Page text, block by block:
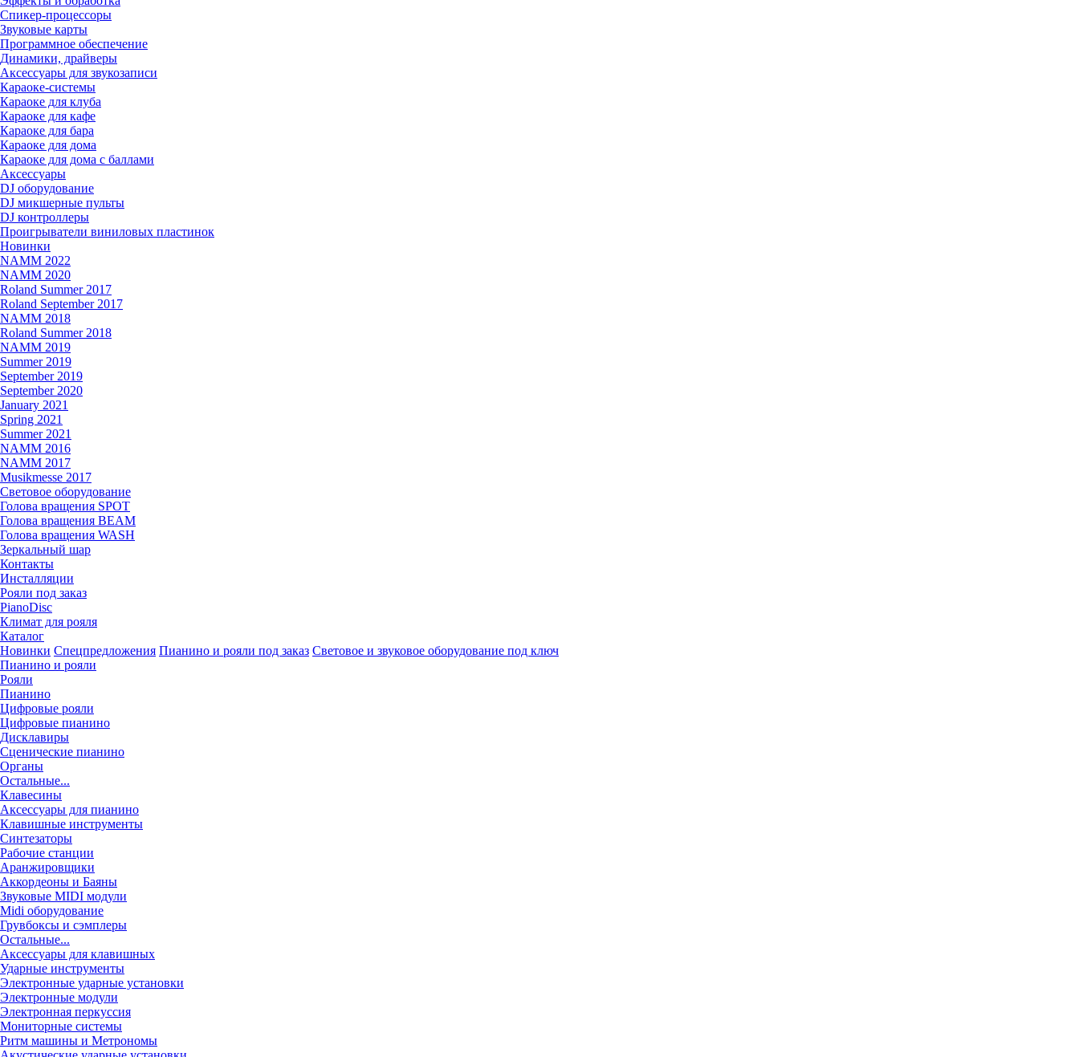
Спикер-процессоры
Звуковые карты
Программное обеспечение
Динамики, драйверы
Аксессуары для звукозаписи
Караоке-системы
Караоке для клуба
Караоке для кафе
Караоке для бара
Караоке для дома
Караоке для дома с баллами
Аксессуары
DJ оборудование
DJ микшерные пульты
DJ контроллеры
Проигрыватели виниловых пластинок
Новинки
NAMM 2022
NAMM 2020
Roland Summer 2017
Roland September 2017
NAMM 2018
Roland Summer 2018
NAMM 2019
Summer 2019
September 2019
September 2020
January 2021
Spring 2021
Summer 2021
NAMM 2016
NAMM 2017
Musikmesse 2017
Световое оборудование
Голова вращения SPOT
Голова вращения BEAM
Голова вращения WASH
Зеркальный шар
Контакты
Инсталляции
Рояли под заказ
PianoDisc
Климат для рояля
Каталог
Новинки Спецпредложения Пианино и рояли под заказ Световое и звуковое оборудование под ключ
Пианино и рояли
Рояли
Пианино
Цифровые рояли
Цифровые пианино
Дисклавиры
Сценические пианино
Органы
Остальные...
Клавесины
Аксессуары для пианино
Клавишные инструменты
Синтезаторы
Рабочие станции
Аранжировщики
Аккордеоны и Баяны
Звуковые MIDI модули
Midi оборудование
Грувбоксы и сэмплеры
Остальные...
Аксессуары для клавишных
Ударные инструменты
Электронные ударные установки
Электронные модули
Электронная перкуссия
Мониторные системы
Ритм машины и Метрономы